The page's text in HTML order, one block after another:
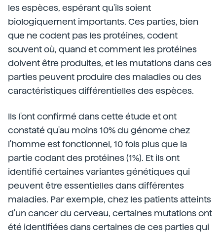
les espèces, espérant qu'ils soient
biologiquement importants. Ces parties, bien
que ne codent pas les protéines, codent
souvent où, quand et comment les protéines
doivent être produites, et les mutations dans ces
parties peuvent produire des maladies ou des
caractéristiques différentielles des espèces.
Ils l'ont confirmé dans cette étude et ont
constaté qu'au moins 10% du génome chez
l'homme est fonctionnel, 10 fois plus que la
partie codant des protéines (1%). Et ils ont
identifié certaines variantes génétiques qui
peuvent être essentielles dans différentes
maladies. Par exemple, chez les patients atteints
d'un cancer du cerveau, certaines mutations ont
été identifiées dans certaines de ces parties qui